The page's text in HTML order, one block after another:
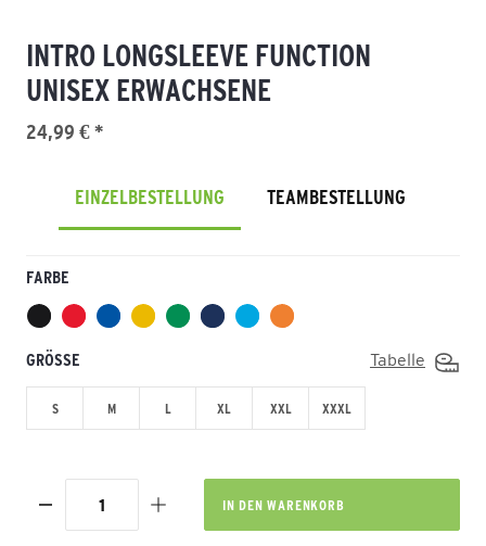
INTRO LONGSLEEVE FUNCTION
UNISEX ERWACHSENE
24,99 € *
EINZELBESTELLUNG TEAMBESTELLUNG
FARBE
GRÖSSE Tabelle
S M L XL XXL XXXL
IN DEN WARENKORB